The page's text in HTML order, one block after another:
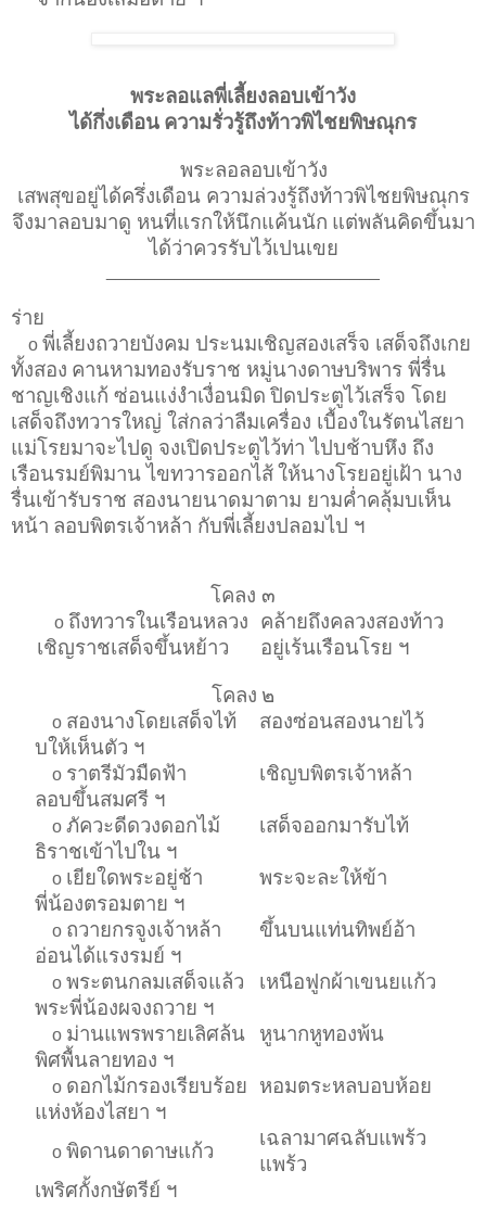
พระลอแลพี่เลี้ยงลอบเข้าวัง
ได้กึ่งเดือน ความรั่วรู้ถึงท้าวพิไชยพิษณุกร
พระลอลอบเข้าวัง
เสพสุขอยู่ได้ครึ่งเดือน ความล่วงรู้ถึงท้าวพิไชยพิษณุกร
จึงมาลอบมาดู หนที่แรกให้นึกแค้นนัก แต่พลันคิดขึ้นมา
ได้ว่าควรรับไว้เปนเขย
ร่าย
o พี่เลี้ยงถวายบังคม ประนมเชิญสองเสร็จ เสด็จถึงเกย
ทั้งสอง คานหามทองรับราช หมู่นางดาษบริพาร พี่รื่น
ชาญเชิงแก้ ซ่อนแง่งำเงื่อนมิด ปิดประตูไว้เสร็จ โดย
เสด็จถึงทวารใหญ่ ใส่กลว่าลืมเครื่อง เบื้องในรัตนไสยา
แม่โรยมาจะไปดู จงเปิดประตูไว้ท่า ไปบช้าบหึง ถึง
เรือนรมย์พิมาน ไขทวารออกไส้ให้นางโรยอยู่เฝ้า นาง
รื่นเข้ารับราช สองนายนาดมาตาม ยามค่ำคลุ้มบเห็น
หน้า ลอบพิตรเจ้าหล้า กับพี่เลี้ยงปลอมไป ฯ
โคลง ๓
o ถึงทวารในเรือนหลวง คล้ายถึงคลวงสองท้าว
เชิญราชเสด็จขึ้นหย้าว
อยู่เร้นเรือนโรย ฯ
โคลง ๒
o สองนางโดยเสด็จไท้
สองซ่อนสองนายไว้
บให้เห็นตัว ฯ
o ราตรีมัวมืดฟ้า
เชิญบพิตรเจ้าหล้า
ลอบขึ้นสมศรี ฯ
o ภัควะดีดวงดอกไม้
เสด็จออกมารับไท้
ธิราชเข้าไปใน ฯ
o เยียใดพระอยู่ช้า
พระจะละให้ข้า
พี่น้องตรอมตาย ฯ
o ถวายกรจูงเจ้าหล้า
ขึ้นบนแท่นทิพย์อ้า
อ่อนได้แรงรมย์ ฯ
o พระตนกลมเสด็จแล้ว
เหนือฟูกผ้าเขนยแก้ว
พระพี่น้องผจงถวาย ฯ
o ม่านแพรพรายเลิศล้น หูนากหูทองพ้น
พิศพื้นลายทอง ฯ
o ดอกไม้กรองเรียบร้อย หอมตระหลบอบห้อย
แห่งห้องไสยา ฯ
o พิดานดาดาษแก้ว
เฉลามาศฉลับแพร้ว
แพร้ว
เพริศกั้งกษัตรีย์ ฯ